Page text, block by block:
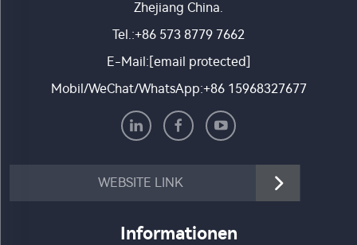
Zhejiang China.
Tel.:+86 573 8779 7662
E-Mail:[email protected]
Mobil/WeChat/WhatsApp:+86 15968327677
WEBSITE LINK
Informationen